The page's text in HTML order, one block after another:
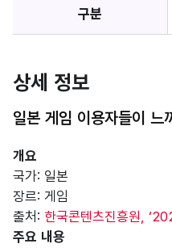
구분
상세 정보
일본 게임 이용자들이 느
개요
국가: 일본
장르: 게임
출처: 한국콘텐츠진흥원,
주요 내용